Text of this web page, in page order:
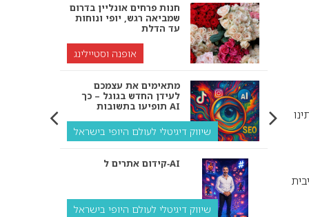
חנות פרחים אונליין בדרום
שמביאה רגש, יופי ונוחות
עד הדלת
אופנה וסטיילינג
מתאימים את עצמכם
לעידן החדש בגוגל – כך
תופיעו בתשובות AI
שיווק דיגיטלי לעולם היופי בישראל
קידום אתרים ל‑AI
שיווק דיגיטלי לעולם היופי בישראל